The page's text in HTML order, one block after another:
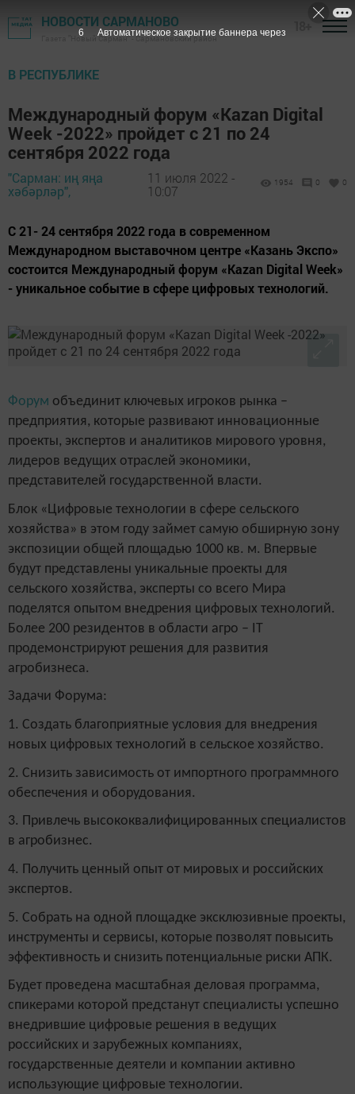
НОВОСТИ САРМАНОВО
Газета "Новый Сарман" - Сармановский район
В РЕСПУБЛИКЕ
Международный форум «Kazan Digital
Week -2022» пройдет с 21 по 24
сентября 2022 года
"Сарман: иң яңа
хәбәрләр",
11 июля 2022 -
10:07
1954 0 0
С 21- 24 сентября 2022 года в современном
Международном выставочном центре «Казань Экспо»
состоится Международный форум «Kazan Digital Week»
- уникальное событие в сфере цифровых технологий.
Форум объединит ключевых игроков рынка –
предприятия, которые развивают инновационные
проекты, экспертов и аналитиков мирового уровня,
лидеров ведущих отраслей экономики,
представителей государственной власти.
Блок «Цифровые технологии в сфере сельского
хозяйства» в этом году займет самую обширную зону
экспозиции общей площадью 1000 кв. м. Впервые
будут представлены уникальные проекты для
сельского хозяйства, эксперты со всего Мира
поделятся опытом внедрения цифровых технологий.
Более 200 резидентов в области агро – IT
продемонстрируют решения для развития
агробизнеса.
Задачи Форума:
1. Создать благоприятные условия для внедрения
новых цифровых технологий в сельское хозяйство.
2. Снизить зависимость от импортного программного
обеспечения и оборудования.
3. Привлечь высококвалифицированных специалистов
в агробизнес.
4. Получить ценный опыт от мировых и российских
экспертов.
5. Собрать на одной площадке эксклюзивные проекты,
инструменты и сервисы, которые позволят повысить
эффективность и снизить потенциальные риски АПК.
Будет проведена масштабная деловая программа,
спикерами которой предстанут специалисты успешно
внедрившие цифровые решения в ведущих
российских и зарубежных компаниях,
государственные деятели и компании активно
использующие цифровые технологии.
5 Автоматическое закрытие баннера через